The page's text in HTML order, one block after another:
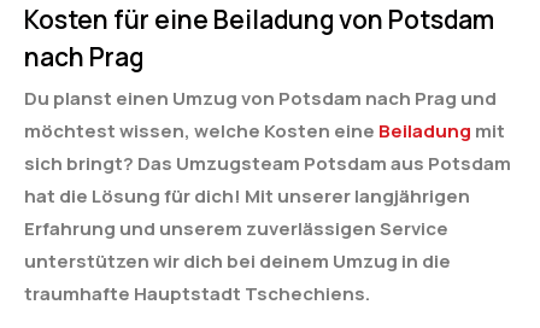
Kosten für eine Beiladung von Potsdam
nach Prag
Du planst einen Umzug von Potsdam nach Prag und
möchtest wissen, welche Kosten eine Beiladung mit
sich bringt? Das Umzugsteam Potsdam aus Potsdam
hat die Lösung für dich! Mit unserer langjährigen
Erfahrung und unserem zuverlässigen Service
unterstützen wir dich bei deinem Umzug in die
traumhafte Hauptstadt Tschechiens.